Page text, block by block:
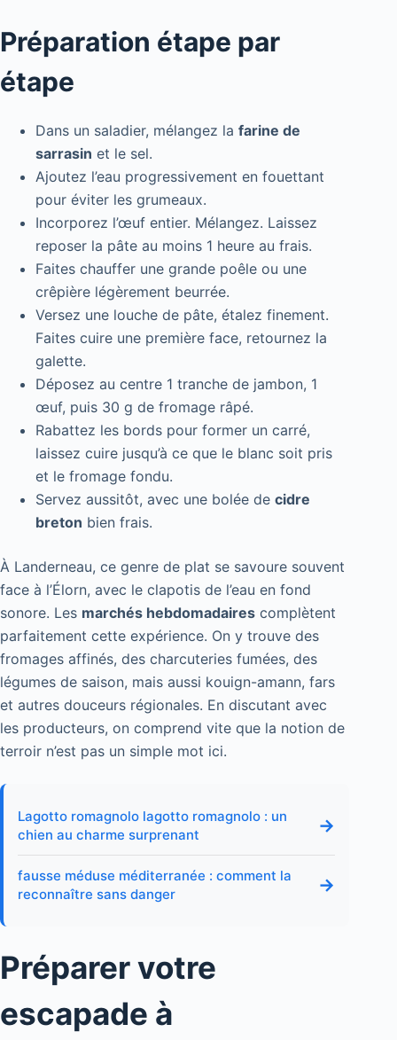
Préparation étape par
étape
Dans un saladier, mélangez la farine de
sarrasin et le sel.
Ajoutez l’eau progressivement en fouettant
pour éviter les grumeaux.
Incorporez l’œuf entier. Mélangez. Laissez
reposer la pâte au moins 1 heure au frais.
Faites chauffer une grande poêle ou une
crêpière légèrement beurrée.
Versez une louche de pâte, étalez finement.
Faites cuire une première face, retournez la
galette.
Déposez au centre 1 tranche de jambon, 1
œuf, puis 30 g de fromage râpé.
Rabattez les bords pour former un carré,
laissez cuire jusqu’à ce que le blanc soit pris
et le fromage fondu.
Servez aussitôt, avec une bolée de cidre
breton bien frais.
À Landerneau, ce genre de plat se savoure souvent
face à l’Élorn, avec le clapotis de l’eau en fond
sonore. Les marchés hebdomadaires complètent
parfaitement cette expérience. On y trouve des
fromages affinés, des charcuteries fumées, des
légumes de saison, mais aussi kouign-amann, fars
et autres douceurs régionales. En discutant avec
les producteurs, on comprend vite que la notion de
terroir n’est pas un simple mot ici.
Lagotto romagnolo lagotto romagnolo : un
chien au charme surprenant
→
fausse méduse méditerranée : comment la
reconnaître sans danger
→
Préparer votre
escapade à